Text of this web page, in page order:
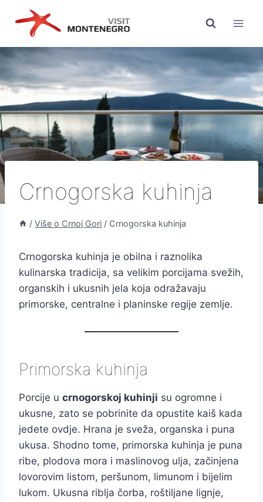
Preskoči
sadržaj
Crnogorska kuhinja
/ Više o Crnoj Gori / Crnogorska kuhinja
Crnogorska kuhinja je obilna i raznolika
kulinarska tradicija, sa velikim porcijama svežih,
organskih i ukusnih jela koja odražavaju
primorske, centralne i planinske regije zemlje.
Primorska kuhinja
Porcije u crnogorskoj kuhinji su ogromne i
ukusne, zato se pobrinite da opustite kaiš kada
jedete ovdje. Hrana je sveža, organska i puna
ukusa. Shodno tome, primorska kuhinja je puna
ribe, plodova mora i maslinovog ulja, začinjena
lovorovim listom, peršunom, limunom i bijelim
lukom. Ukusna riblja čorba, roštiljane lignje,